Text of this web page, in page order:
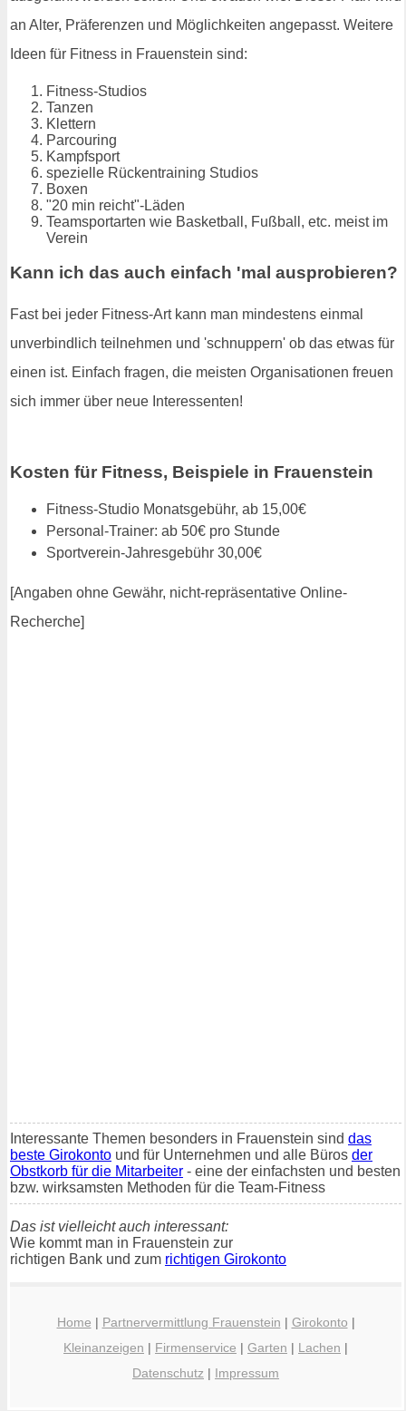
an Alter, Präferenzen und Möglichkeiten angepasst. Weitere
Ideen für Fitness in Frauenstein sind:
Fitness-Studios
Tanzen
Klettern
Parcouring
Kampfsport
spezielle Rückentraining Studios
Boxen
"20 min reicht"-Läden
Teamsportarten wie Basketball, Fußball, etc. meist im
Verein
Kann ich das auch einfach 'mal ausprobieren?
Fast bei jeder Fitness-Art kann man mindestens einmal
unverbindlich teilnehmen und 'schnuppern' ob das etwas für
einen ist. Einfach fragen, die meisten Organisationen freuen
sich immer über neue Interessenten!
Kosten für Fitness, Beispiele in Frauenstein
Fitness-Studio Monatsgebühr, ab 15,00€
Personal-Trainer: ab 50€ pro Stunde
Sportverein-Jahresgebühr 30,00€
[Angaben ohne Gewähr, nicht-repräsentative Online-
Recherche]
Interessante Themen besonders in Frauenstein sind das
beste Girokonto und für Unternehmen und alle Büros der
Obstkorb für die Mitarbeiter - eine der einfachsten und besten
bzw. wirksamsten Methoden für die Team-Fitness
Das ist vielleicht auch interessant:
Wie kommt man in Frauenstein zur
richtigen Bank und zum richtigen Girokonto
Home | Partnervermittlung Frauenstein | Girokonto |
Kleinanzeigen | Firmenservice | Garten | Lachen |
Datenschutz | Impressum